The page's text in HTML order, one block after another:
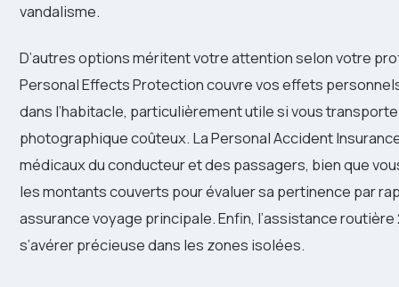
vandalisme.
D’autres options méritent votre attention selon votre
Personal Effects Protection couvre vos effets
dans l’habitacle, particulièrement utile si vous
photographique coûteux. La Personal Accident
médicaux du conducteur et des passagers, bien que
les montants couverts pour évaluer sa pertinence par
assurance voyage principale. Enfin, l’assistance
s’avérer précieuse dans les zones isolées.